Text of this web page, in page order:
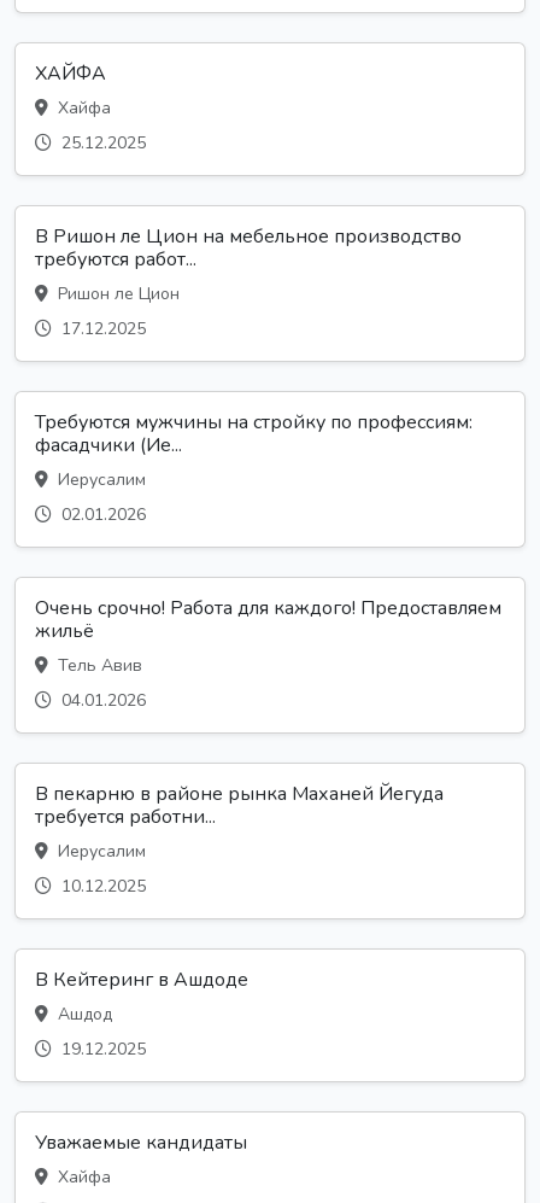
ХАЙФА
Хайфа
25.12.2025
В Ришон ле Цион на мебельное производство
требуются работ...
Ришон ле Цион
17.12.2025
Требуются мужчины на стройку по профессиям:
фасадчики (Ие...
Иерусалим
02.01.2026
Очень срочно! Работа для каждого! Предоставляем
жильё
Тель Авив
04.01.2026
В пекарню в районе рынка Маханей Йегуда
требуется работни...
Иерусалим
10.12.2025
В Кейтеринг в Ашдоде
Ашдод
19.12.2025
Уважаемые кандидаты
Хайфа